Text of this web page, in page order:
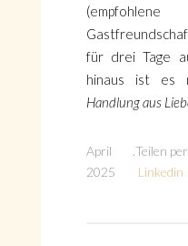
für drei Tage
hinaus ist es
Handlung aus
April
2025
.Teilen per
Linkedin